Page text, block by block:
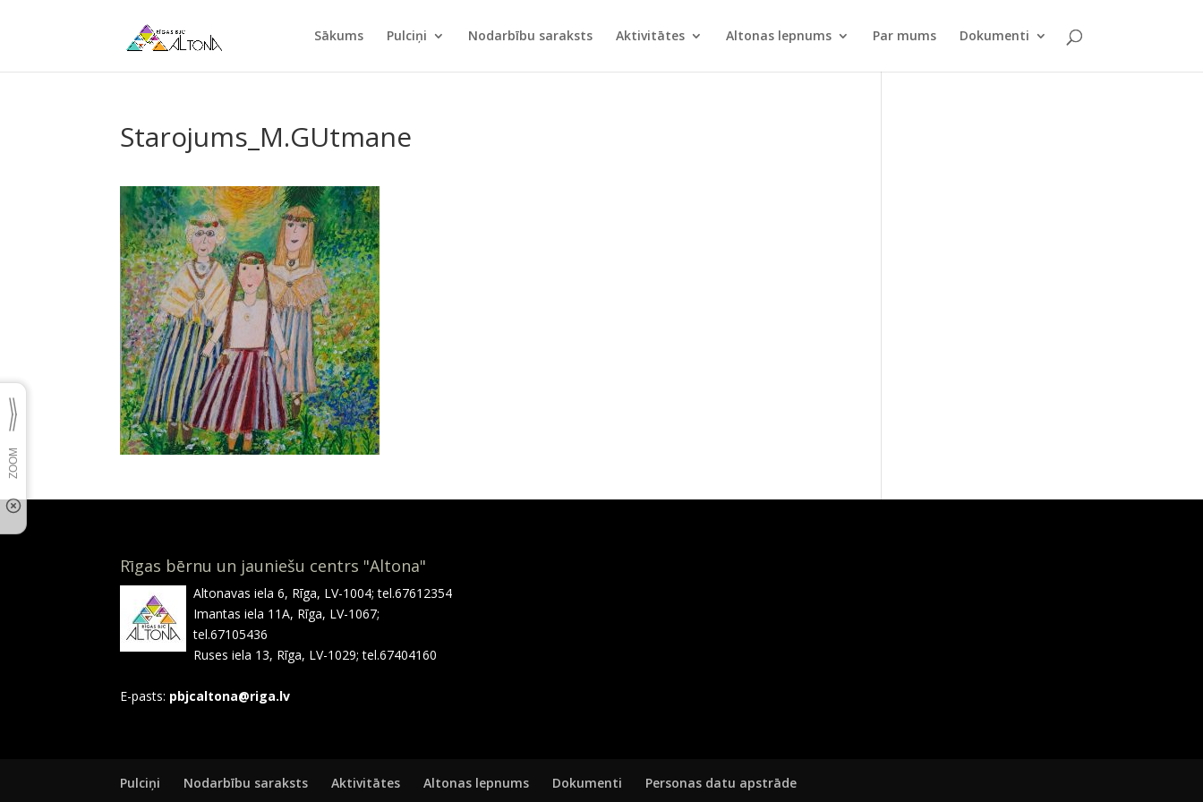
Sākums Pulciņi Nodarbību saraksts Aktivitātes Altonas lepnums Par mums Dokumenti
Starojums_M.GUtmane
Rīgas bērnu un jauniešu centrs "Altona"
Altonavas iela 6, Rīga, LV-1004; tel.67612354
Imantas iela 11A, Rīga, LV-1067;
tel.67105436
Ruses iela 13, Rīga, LV-1029; tel.67404160
E-pasts: pbjcaltona@riga.lv
Pulciņi Nodarbību saraksts Aktivitātes Altonas lepnums Dokumenti Personas datu apstrāde